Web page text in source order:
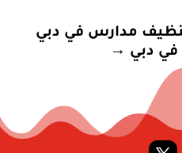
مدارس في دبي
دبي →